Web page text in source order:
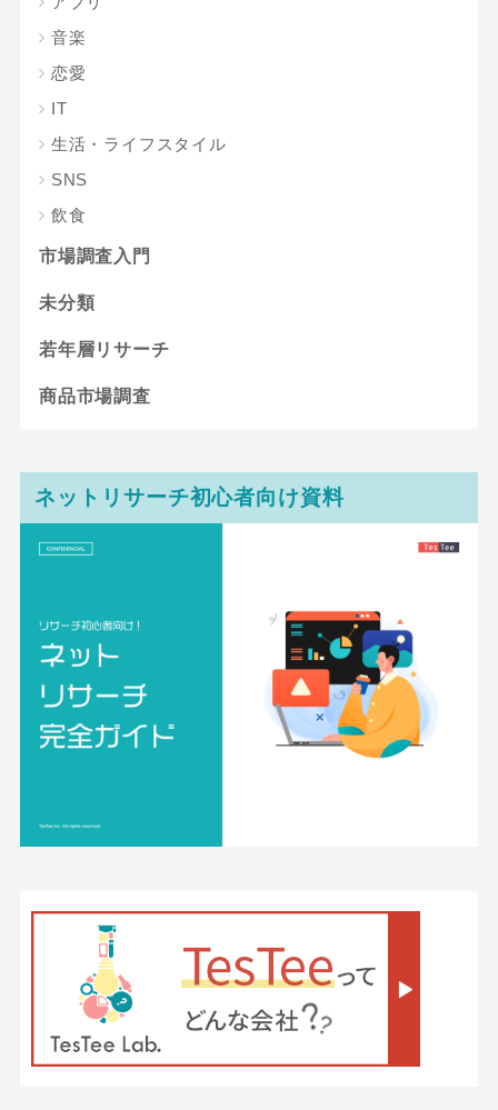
音楽
恋愛
IT
生活・ライフスタイル
SNS
飲食
市場調査入門
未分類
若年層リサーチ
商品市場調査
ネットリサーチ初心者向け資料